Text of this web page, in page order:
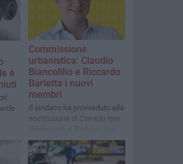
è
Commissione
urbanistica: Claudio
Biancolillo e Riccardo
Barletta i nuovi
membri
Il sindaco ha provveduto alla
sostituzione di Corrado (per
rinuncia)